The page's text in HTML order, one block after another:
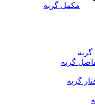
مکمل گربه
گربه
گربه